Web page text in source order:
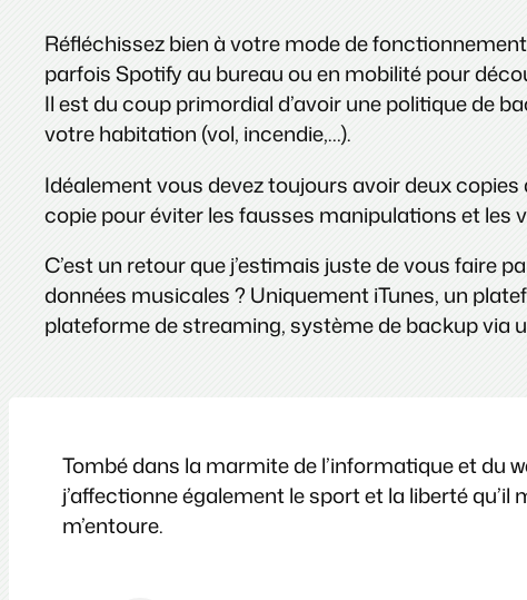
Réfléchissez bien à votre mode de
parfois Spotify au bureau ou en mobilité pour
Il est du coup primordial d’avoir une politique de
votre habitation (vol, incendie,…).
Idéalement vous devez toujours avoir deux
copie pour éviter les fausses manipulations et les
C’est un retour que j’estimais juste de vous faire
données musicales ? Uniquement iTunes, un
plateforme de streaming, système de backup via
Tombé dans la marmite de l’informatique et du
j’affectionne également le sport et la liberté
m’entoure.